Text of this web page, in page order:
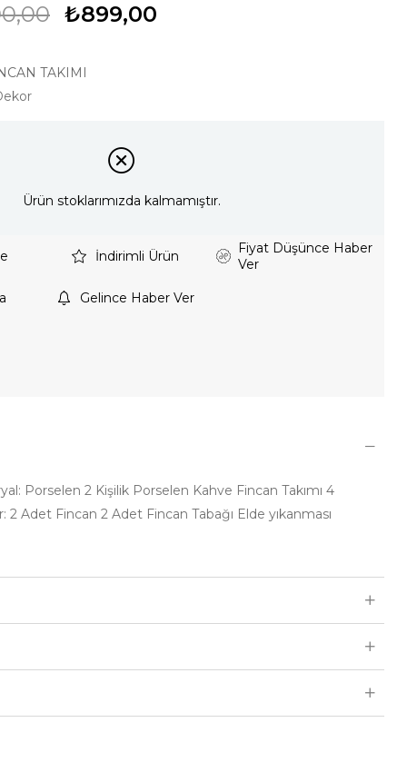
₺899,00
TAKIMI
Ürün stoklarımızda kalmamıştır.
İndirimli Ürün
Fiyat Düşünce Haber
Ver
Gelince Haber Ver
Porselen 2 Kişilik Porselen Kahve Fincan Takımı 4
2 Adet Fincan 2 Adet Fincan Tabağı Elde yıkanması